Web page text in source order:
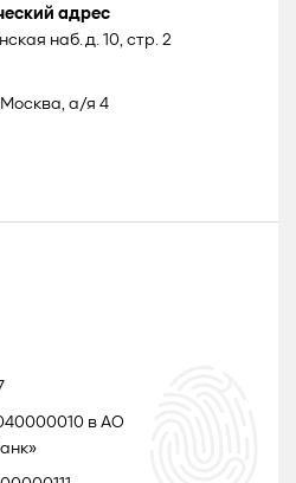
адрес
наб. д. 10, стр. 2
Москва, а/я 4
в АО